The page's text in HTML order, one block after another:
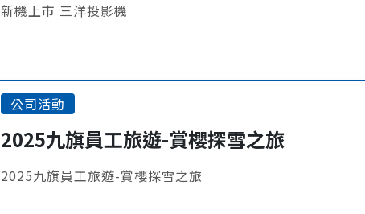
新機上市 三洋投影機
公司活動
2025九旗員工旅遊-賞櫻探雪之旅
2025九旗員工旅遊-賞櫻探雪之旅